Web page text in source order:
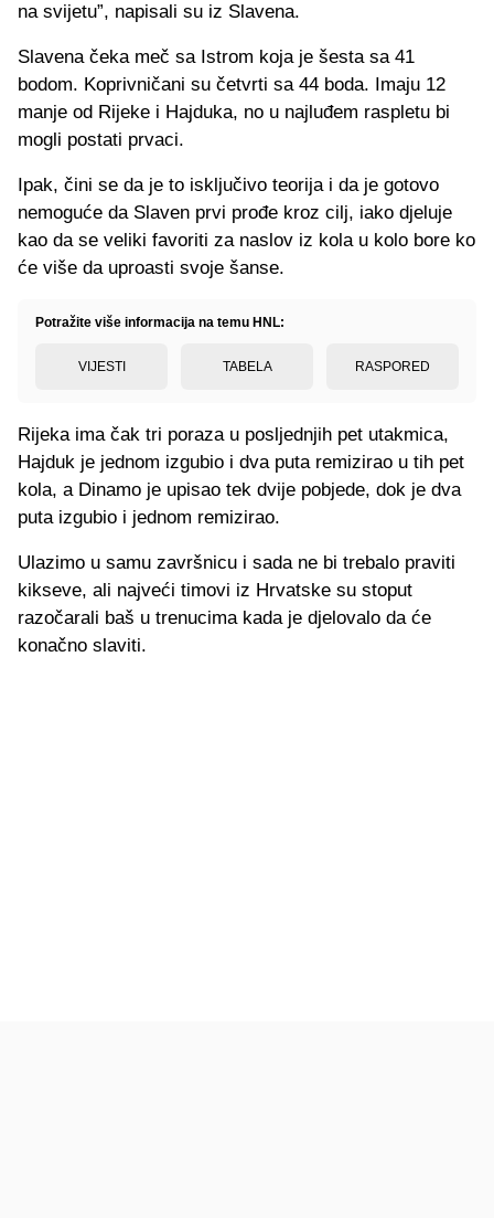
na svijetu”, napisali su iz Slavena.
Slavena čeka meč sa Istrom koja je šesta sa 41
bodom. Koprivničani su četvrti sa 44 boda. Imaju 12
manje od Rijeke i Hajduka, no u najluđem raspletu bi
mogli postati prvaci.
Ipak, čini se da je to isključivo teorija i da je gotovo
nemoguće da Slaven prvi prođe kroz cilj, iako djeluje
kao da se veliki favoriti za naslov iz kola u kolo bore ko
će više da uproasti svoje šanse.
Potražite više informacija na temu HNL:
VIJESTI TABELA RASPORED
Rijeka ima čak tri poraza u posljednjih pet utakmica,
Hajduk je jednom izgubio i dva puta remizirao u tih pet
kola, a Dinamo je upisao tek dvije pobjede, dok je dva
puta izgubio i jednom remizirao.
Ulazimo u samu završnicu i sada ne bi trebalo praviti
kikseve, ali najveći timovi iz Hrvatske su stoput
razočarali baš u trenucima kada je djelovalo da će
konačno slaviti.